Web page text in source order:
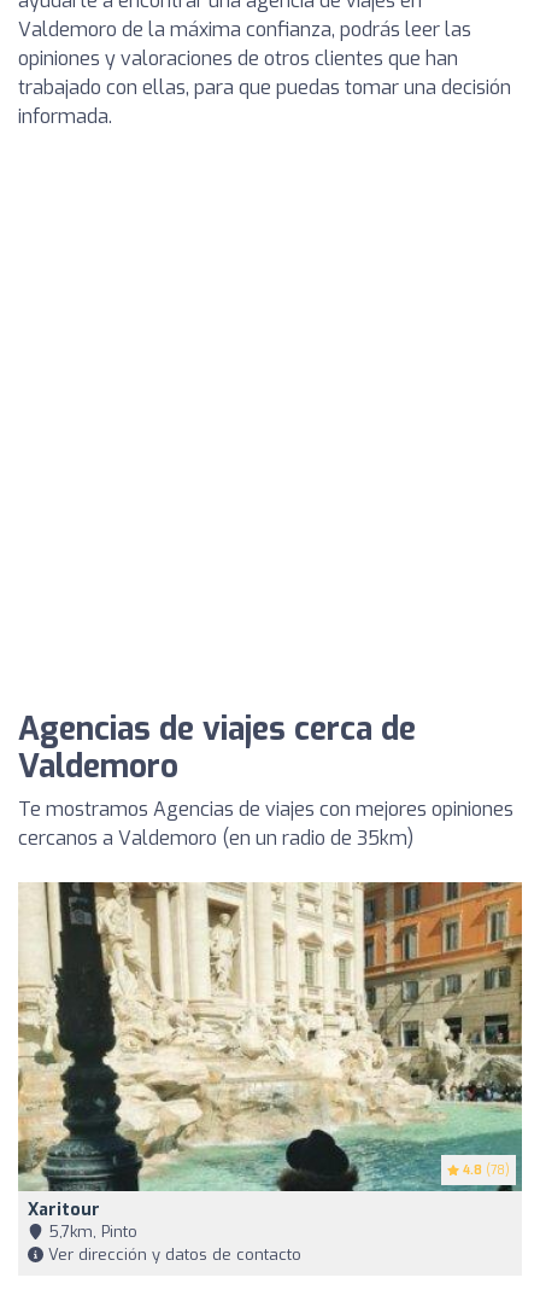
Valdemoro de la máxima confianza, podrás leer las
opiniones y valoraciones de otros clientes que han
trabajado con ellas, para que puedas tomar una decisión
informada.
Agencias de viajes cerca de
Valdemoro
Te mostramos Agencias de viajes con mejores opiniones
cercanos a Valdemoro (en un radio de 35km)
4.8 (78)
Xaritour
5,7km, Pinto
Ver dirección y datos de contacto